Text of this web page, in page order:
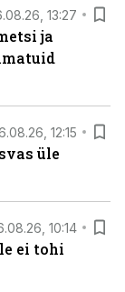
13:27
ja
12:15
üle
10:14
ei tohi